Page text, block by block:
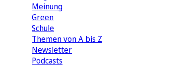
Meinung
Green
Schule
Themen von A bis Z
Newsletter
Podcasts